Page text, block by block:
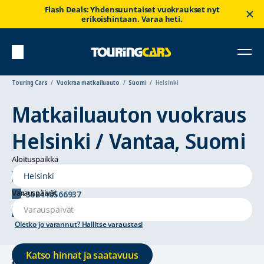
Flash Deals: Yhdensuuntaiset vuokraukset nyt
erikoishintaan. Varaa heti.
Touring Cars Vuokraa matkailuauto Suomi Helsinki
Matkailuauton vuokraus
Helsinki / Vantaa, Suomi
Tiilenlyöjänkuja 6, 01720 Vantaa
+358440566937
helsinki@touringcars.com
Aloituspaikka
Varauspäivät
Katso hinnat ja saatavuus
Oletko jo varannut? Hallitse varaustasi